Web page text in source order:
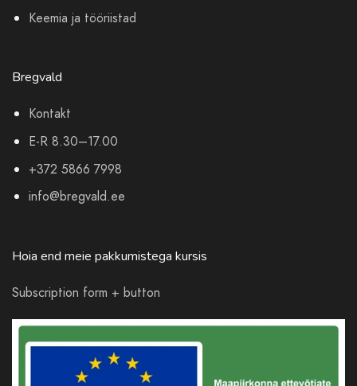
Keemia ja tööriistad
Bregvald
Kontakt
E-R 8.30–17.00
+372 5866 7998
info@bregvald.ee
Hoia end meie pakkumistega kursis
Subscription form + button